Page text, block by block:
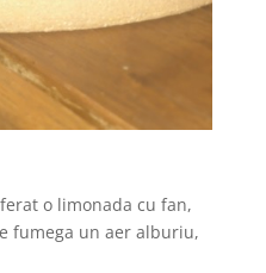
o limonada cu fan,
fumega un aer alburiu,